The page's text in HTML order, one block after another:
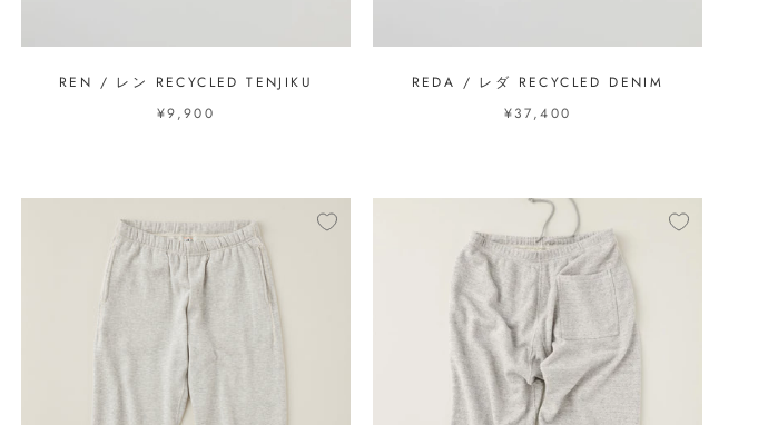
REN / レン RECYCLED TENJIKU
¥9,900
REDA / レダ RECYCLED DENIM
¥37,400